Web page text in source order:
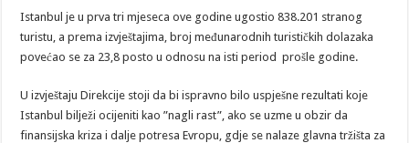
Istanbul je u prva tri mjeseca ove godine ugostio 838.201 stranog
turistu, a prema izvještajima, broj međunarodnih turističkih dolazaka
povećao se za 23,8 posto u odnosu na isti period prošle godine.
U izvještaju Direkcije stoji da bi ispravno bilo uspješne rezultati koje
Istanbul bilježi ocijeniti kao ”nagli rast”, ako se uzme u obzir da
finansijska kriza i dalje potresa Evropu, gdje se nalaze glavna tržišta za